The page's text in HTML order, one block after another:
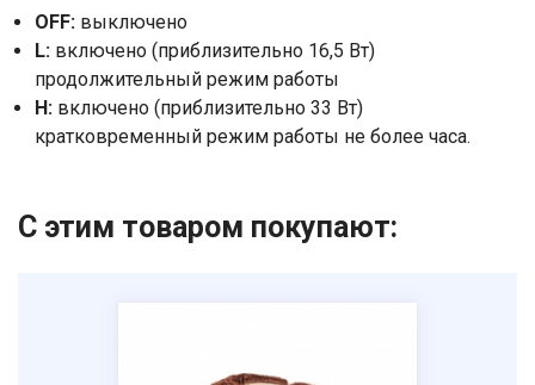
OFF: выключено
L: включено (приблизительно 16,5 Вт)
продолжительный режим работы
H: включено (приблизительно 33 Вт)
кратковременный режим работы не более часа.
С этим товаром покупают: